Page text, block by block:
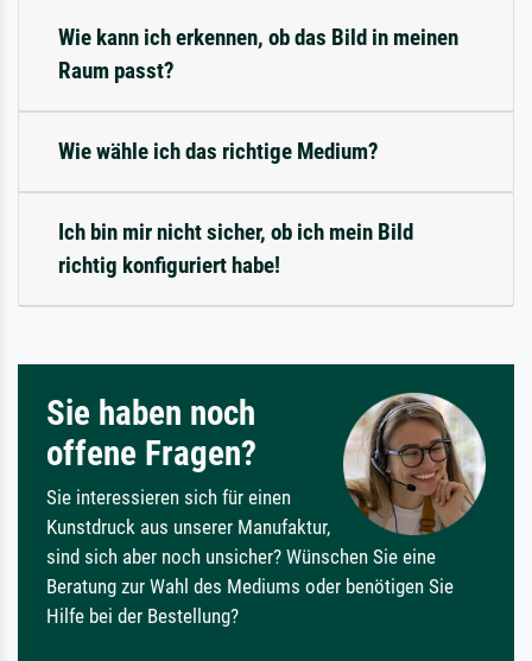
Wie kann ich erkennen, ob das Bild in meinen
Raum passt?
Wie wähle ich das richtige Medium?
Ich bin mir nicht sicher, ob ich mein Bild
richtig konfiguriert habe!
Sie haben noch
offene Fragen?
Sie interessieren sich für einen
Kunstdruck aus unserer Manufaktur,
sind sich aber noch unsicher? Wünschen Sie eine
Beratung zur Wahl des Mediums oder benötigen Sie
Hilfe bei der Bestellung?